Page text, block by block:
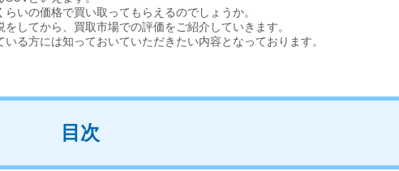
いの価格で買い取ってもらえるのでしょうか。
してから、買取市場での評価をご紹介していきます。
る方には知っておいていただきたい内容となっております。
目次